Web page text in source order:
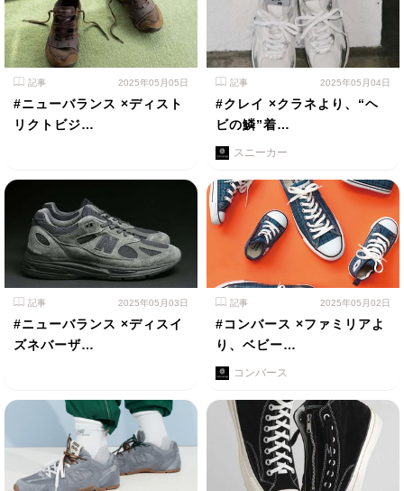
記事 2025年05月05日
#ニューバランス ×ディスト
リクトビジ…
記事 2025年05月04日
#クレイ ×クラネより、“ヘ
ビの鱗”着…
スニーカー
記事 2025年05月03日
#ニューバランス ×ディスイ
ズネバーザ…
記事 2025年05月02日
#コンバース ×ファミリアよ
り、ベビー…
コンバース